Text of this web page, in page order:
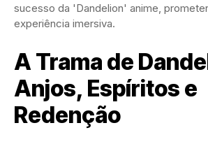
sucesso da 'Dandelion' anime,
experiência imersiva.
A Trama de
Anjos, Espíritos e
Redenção